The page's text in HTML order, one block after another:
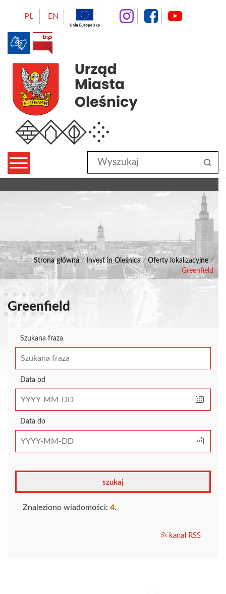
PL EN instagram
Wyszukaj
w
serwisie
Strona główna / Invest in Oleśnica / Oferty lokalizacyjne /
Greenfield
Greenfield
Szukana fraza
Data od
Data do
Znaleziono wiadomości: 4.
kanał RSS